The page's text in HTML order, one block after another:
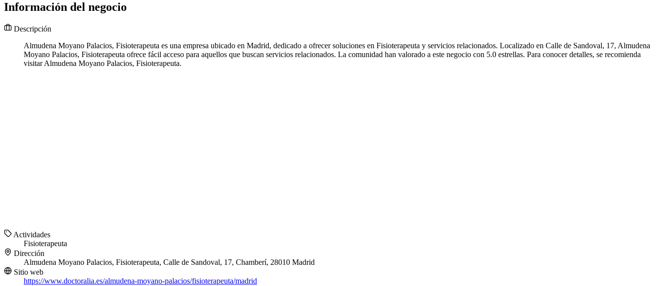
Información del negocio
Descripción
Almudena Moyano Palacios, Fisioterapeuta es una empresa ubicado en Madrid, dedicado a ofrecer soluciones en Fisioterapeuta y servicios relacionados. Localizado en Calle de Sandoval, 17, Almudena
Moyano Palacios, Fisioterapeuta ofrece fácil acceso para aquellos que buscan servicios relacionados. La comunidad han valorado a este negocio con 5.0 estrellas. Para conocer detalles, se recomienda
visitar Almudena Moyano Palacios, Fisioterapeuta.
Actividades
Fisioterapeuta
Dirección
Almudena Moyano Palacios, Fisioterapeuta, Calle de Sandoval, 17, Chamberí, 28010 Madrid
Sitio web
https://www.doctoralia.es/almudena-moyano-palacios/fisioterapeuta/madrid